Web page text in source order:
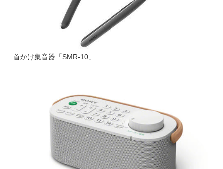
首かけ集音器「SMR-10」